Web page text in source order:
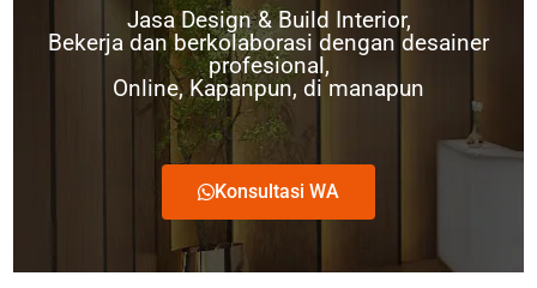
Jasa Design & Build Interior,
Bekerja dan berkolaborasi dengan desainer
profesional,
Online, Kapanpun, di manapun
Konsultasi WA